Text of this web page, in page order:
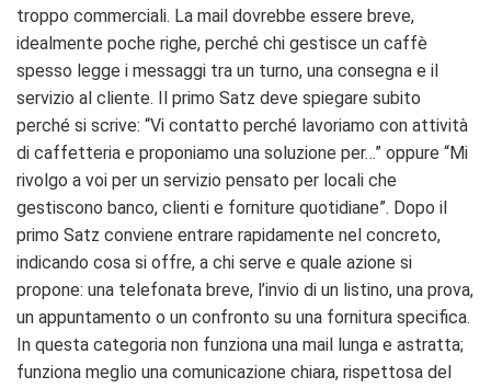
troppo commerciali. La mail dovrebbe essere breve,
idealmente poche righe, perché chi gestisce un caffè
spesso legge i messaggi tra un turno, una consegna e il
servizio al cliente. Il primo Satz deve spiegare subito
perché si scrive: “Vi contatto perché lavoriamo con attività
di caffetteria e proponiamo una soluzione per…” oppure “Mi
rivolgo a voi per un servizio pensato per locali che
gestiscono banco, clienti e forniture quotidiane”. Dopo il
primo Satz conviene entrare rapidamente nel concreto,
indicando cosa si offre, a chi serve e quale azione si
propone: una telefonata breve, l’invio di un listino, una prova,
un appuntamento o un confronto su una fornitura specifica.
In questa categoria non funziona una mail lunga e astratta;
funziona meglio una comunicazione chiara, rispettosa del